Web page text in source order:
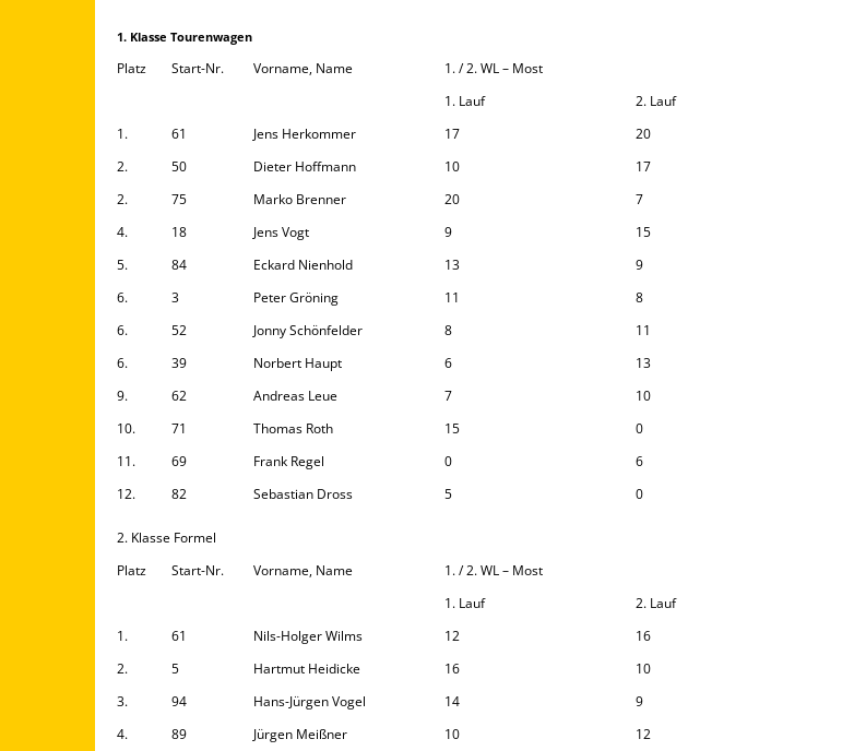
1. Klasse Tourenwagen
Platz Start-Nr. Vorname, Name 1. / 2. WL – Most
1. Lauf
2. Lauf
1.
61 Jens Herkommer 17 20
2.
50 Dieter Hoffmann 10 17
2.
75 Marko Brenner 20 7
4.
18 Jens Vogt 9 15
5.
84 Eckard Nienhold 13 9
6.
3 Peter Gröning 11 8
6.
52 Jonny Schönfelder 8 11
6.
39 Norbert Haupt 6 13
9.
62 Andreas Leue 7 10
10.
71 Thomas Roth 15 0
11.
69 Frank Regel 0 6
12.
82 Sebastian Dross 5 0
2. Klasse Formel
Platz
Start-Nr. Vorname, Name 1. / 2. WL – Most
1. Lauf
2. Lauf
1.
61 Nils-Holger Wilms 12 16
2.
5 Hartmut Heidicke 16 10
3.
94 Hans-Jürgen Vogel 14 9
4.
89 Jürgen Meißner 10 12